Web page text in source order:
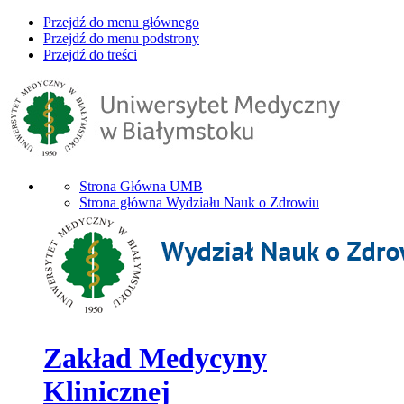
Przejdź do menu głównego
Przejdź do menu podstrony
Przejdź do treści
Strona Główna UMB
Strona główna Wydziału Nauk o Zdrowiu
Zakład Medycyny
Klinicznej